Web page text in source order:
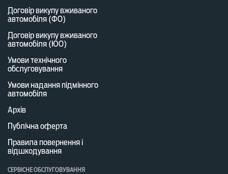
Договір викупу вживаного
автомобіля (ФО)
Договір викупу вживаного
автомобіля (ЮО)
Умови технічного
обслуговування
Умови надання підмінного
автомобіля
Архів
Публічна оферта
Правила повернення і
відшкодування
СЕРВІСНЕ ОБСЛУГОВУВАННЯ